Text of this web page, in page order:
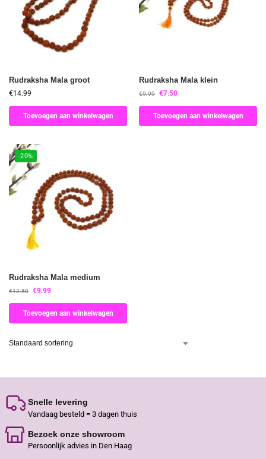
Rudraksha Mala groot
€14.99
Toevoegen aan winkelwagen
Rudraksha Mala klein
€9.99 €7.50
Toevoegen aan winkelwagen
-20%
Rudraksha Mala medium
€12.50 €9.99
Toevoegen aan winkelwagen
Snelle levering
Vandaag besteld = 3 dagen thuis
Bezoek onze showroom
Persoonlijk advies in Den Haag